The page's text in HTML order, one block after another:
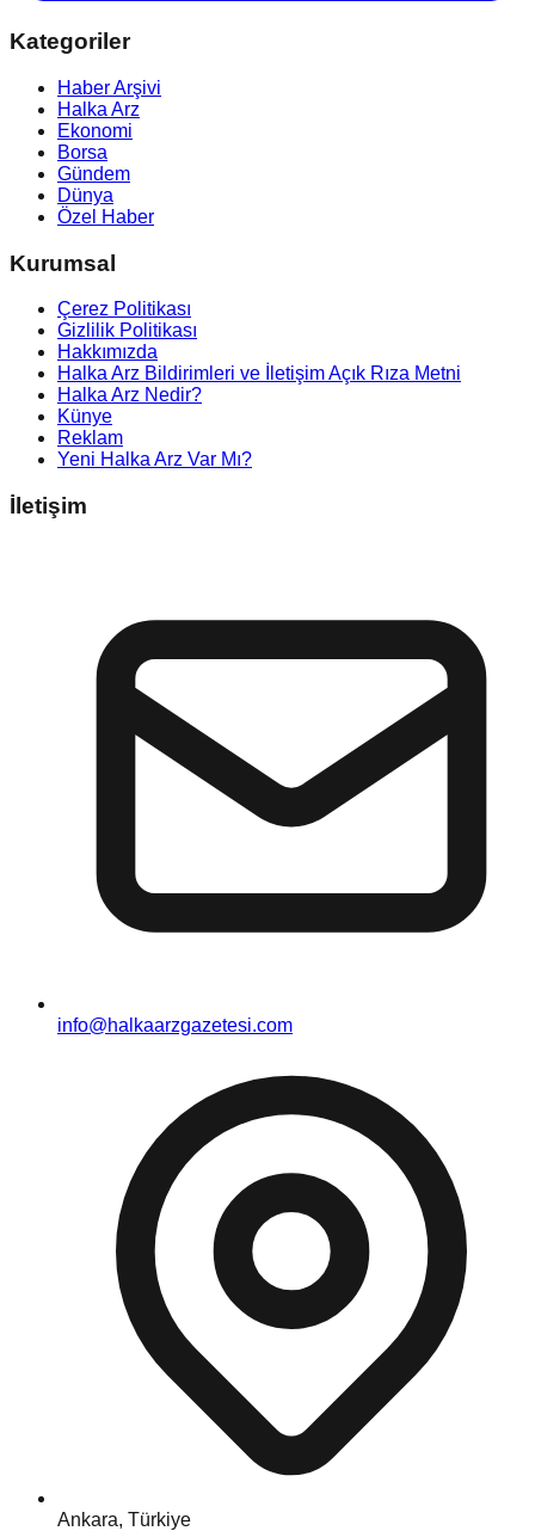
Kategoriler
Haber Arşivi
Halka Arz
Ekonomi
Borsa
Gündem
Dünya
Özel Haber
Kurumsal
Çerez Politikası
Gizlilik Politikası
Hakkımızda
Halka Arz Bildirimleri ve İletişim Açık Rıza Metni
Halka Arz Nedir?
Künye
Reklam
Yeni Halka Arz Var Mı?
İletişim
info@halkaarzgazetesi.com
Ankara, Türkiye